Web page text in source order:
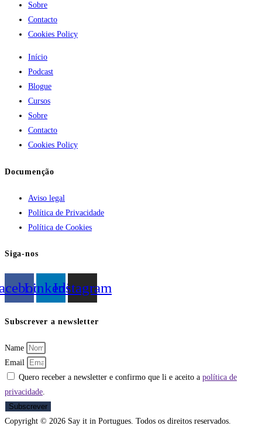
Sobre
Contacto
Cookies Policy
Início
Podcast
Blogue
Cursos
Sobre
Contacto
Cookies Policy
Documenção
Aviso legal
Política de Privacidade
Política de Cookies
Siga-nos
LinkedinInstagram
Subscrever a newsletter
Name
Email
Quero receber a newsletter e confirmo que li e aceito a política de
privacidade.
Subscrever
Copyright © 2026 Say it in Portugues. Todos os direitos reservados.